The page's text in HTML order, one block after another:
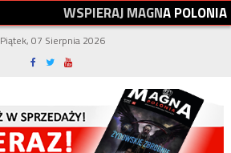
WSPIERAJMAGNAPOLONIA
Piątek, 07 Sierpnia 2026